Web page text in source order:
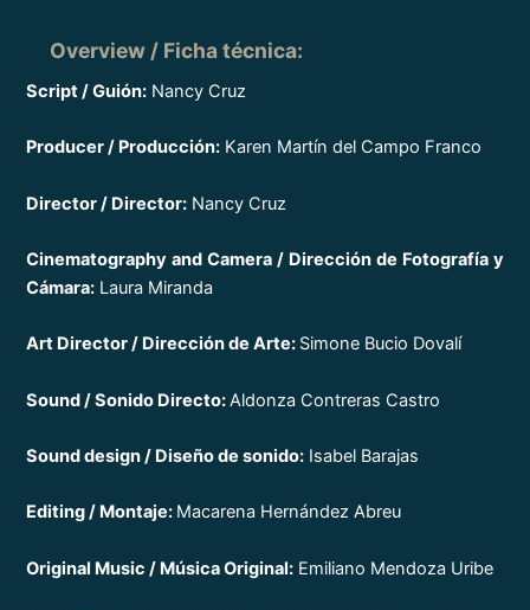
Overview / Ficha técnica:
Script / Guión: Nancy Cruz
Producer / Producción: Karen Martín del Campo Franco
Director / Director: Nancy Cruz
Cinematography and Camera / Dirección de Fotografía y
Cámara: Laura Miranda
Art Director / Dirección de Arte: Simone Bucio Dovalí
Sound / Sonido Directo:Aldonza Contreras Castro
Sound design / Diseño de sonido: Isabel Barajas
Editing / Montaje: Macarena Hernández Abreu
Original Music / Música Original: Emiliano Mendoza Uribe